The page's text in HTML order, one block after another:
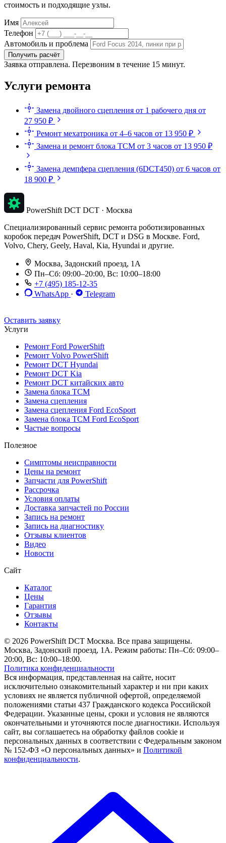
стоимость и подходящие узлы.
Имя
Телефон
Автомобиль и проблема
Получить расчёт
Заявка отправлена. Перезвоним в течение 15 минут.
Услуги ремонта
Замена двойного сцепления от 1 рабочего дня от
27 950 ₽
Ремонт мехатроника от 4–6 часов от 13 950 ₽
Замена и ремонт блока TCM от 3 часов от 13 950 ₽
Замена демпфера сцепления (6DCT450) от 6 часов от
18 900 ₽
PowerShift DCT DCT · Москва
Специализированный сервис ремонта роботизированных
коробок передач PowerShift, DCT и DSG в Москве. Ford,
Volvo, Chery, Geely, Haval, Kia, Hyundai и другие.
Москва, Задонский проезд, 1А
Пн–Сб: 09:00–20:00, Вс: 10:00–18:00
+7 (495) 185-12-35
WhatsApp ·
Telegram
Оставить заявку
Услуги
Ремонт Ford PowerShift
Ремонт Volvo PowerShift
Ремонт DCT Hyundai
Ремонт DCT Kia
Ремонт DCT китайских авто
Замена блока TCM
Замена сцепления
Замена сцепления Ford EcoSport
Замена блока TCM Ford EcoSport
Частые вопросы
Полезное
Симптомы неисправности
Цены на ремонт
Запчасти для PowerShift
Рассрочка
Условия оплаты
Доставка запчастей по России
Запись на ремонт
Запись на диагностику
Отзывы клиентов
Видео
Новости
Сайт
Каталог
Цены
Гарантия
Отзывы
Контакты
© 2026 PowerShift DCT Москва. Все права защищены.
Москва, Задонский проезд, 1А. Режим работы: Пн–Сб: 09:00–
20:00, Вс: 10:00–18:00.
Политика конфиденциальности
Вся информация, представленная на сайте, носит
исключительно ознакомительный характер и ни при каких
условиях не является публичной офертой, определяемой
положениями статьи 437 Гражданского кодекса Российской
Федерации. Указанные цены, сроки и условия не являются
окончательными и уточняются после диагностики. Используя
сайт, вы соглашаетесь на обработку файлов cookie и
персональных данных в соответствии с Федеральным законом
№ 152-ФЗ «О персональных данных» и Политикой
конфиденциальности.